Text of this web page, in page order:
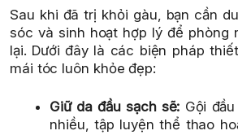
Sau khi đã trị khỏi gàu, bạn cần
sóc và sinh hoạt hợp lý để phòng
lại. Dưới đây là các biện pháp
mái tóc luôn khỏe đẹp:
Giữ da đầu sạch sẽ: Gội
nhiều, tập luyện thể thao